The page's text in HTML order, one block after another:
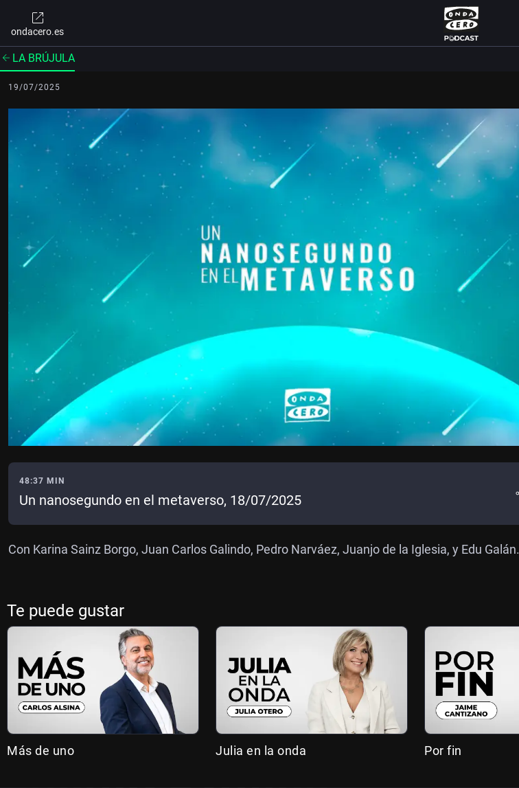
ondacero.es
LA BRÚJULA
19/07/2025
48:37 MIN
Un nanosegundo en el metaverso, 18/07/2025
Con Karina Sainz Borgo, Juan Carlos Galindo, Pedro Narváez, Juanjo de la Iglesia, y Edu Galán.
Te puede gustar
Más de uno Julia en la onda Por fin